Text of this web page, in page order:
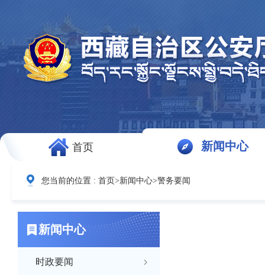
首页 新闻中心
您当前的位置 : 首页>新闻中心>警务要闻
新闻中心
时政要闻